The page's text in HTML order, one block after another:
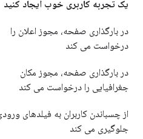
یک تجربه کاربری خوب ایجاد کنید
در بارگذاری صفحه، مجوز اعلان را
درخواست می کند
در بارگذاری صفحه، مجوز مکان
جغرافیایی را درخواست می کند
از چسباندن کاربران به فیلدهای
جلوگیری می کند